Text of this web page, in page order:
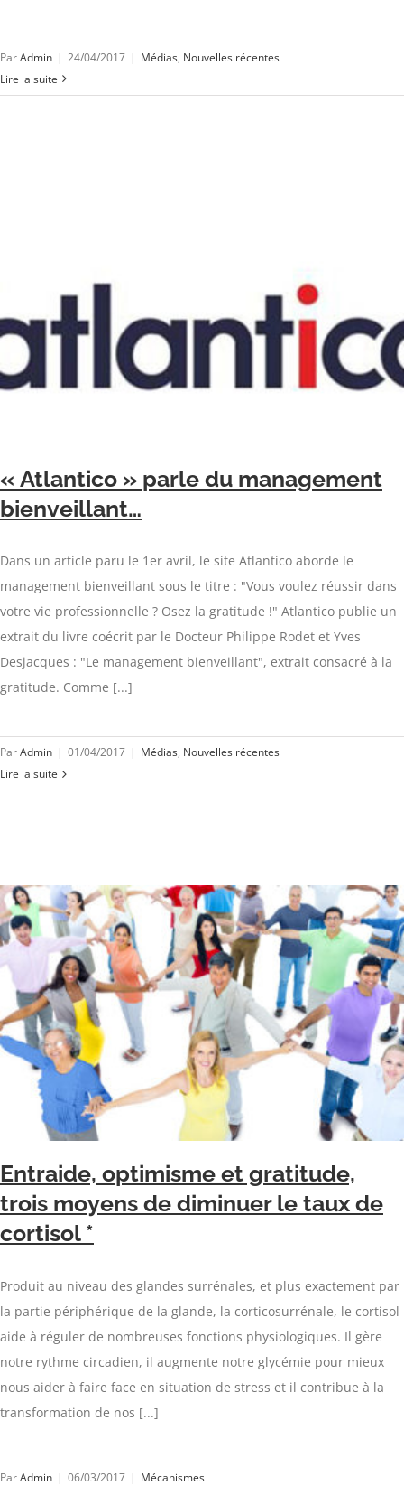
ParAdmin | 24/04/2017 | Médias, Nouvelles récentes
Lire la suite
« Atlantico » parle du management
bienveillant…
Dans un article paru le 1er avril, le site Atlantico aborde le
management bienveillant sous le titre : "Vous voulez réussir dans
votre vie professionnelle ? Osez la gratitude !" Atlantico publie un
extrait du livre coécrit par le Docteur Philippe Rodet et Yves
Desjacques : "Le management bienveillant", extrait consacré à la
gratitude. Comme [...]
ParAdmin | 01/04/2017 | Médias, Nouvelles récentes
Lire la suite
Entraide, optimisme et gratitude,
trois moyens de diminuer le taux de
cortisol *
Produit au niveau des glandes surrénales, et plus exactement par
la partie périphérique de la glande, la corticosurrénale, le cortisol
aide à réguler de nombreuses fonctions physiologiques. Il gère
notre rythme circadien, il augmente notre glycémie pour mieux
nous aider à faire face en situation de stress et il contribue à la
transformation de nos [...]
ParAdmin | 06/03/2017 | Mécanismes